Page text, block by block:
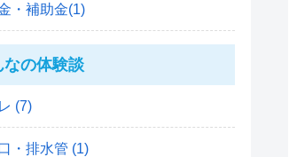
・補助金(1)
なの体験談
(7)
・排水管 (1)